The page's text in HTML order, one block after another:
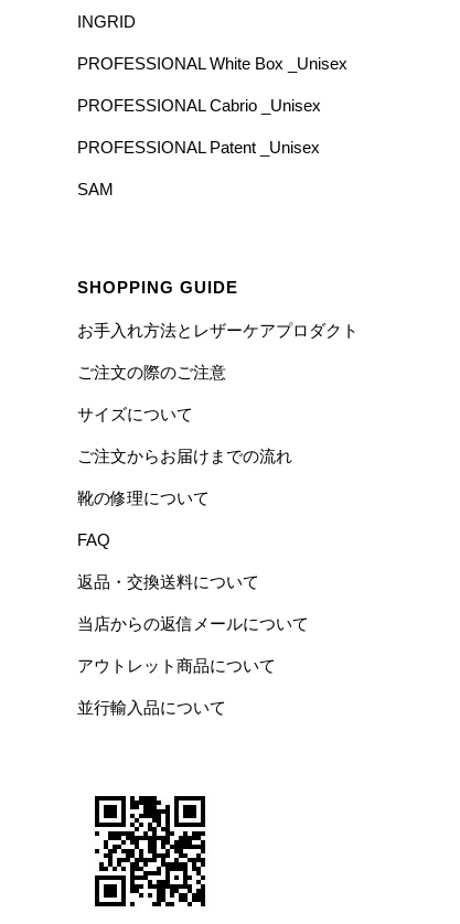
INGRID
PROFESSIONAL White Box _Unisex
PROFESSIONAL Cabrio _Unisex
PROFESSIONAL Patent _Unisex
SAM
SHOPPING GUIDE
お手入れ方法とレザーケアプロダクト
ご注文の際のご注意
サイズについて
ご注文からお届けまでの流れ
靴の修理について
FAQ
返品・交換送料について
当店からの返信メールについて
アウトレット商品について
並行輸入品について